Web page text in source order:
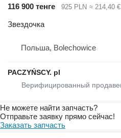
116 900 тенге 925 PLN ≈ 214,40 €
Звездочка
Польша, Bolechowice
PACZYŃSCY. pl
Не можете найти запчасть?
Отправьте заявку прямо сейчас!
Заказать запчасть